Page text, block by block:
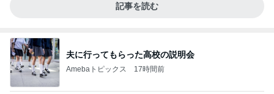
記事を読む
夫に行ってもらった高校の説明会
Amebaトピックス 17時間前